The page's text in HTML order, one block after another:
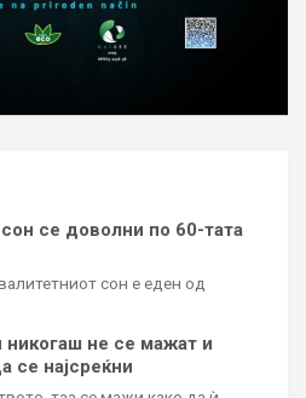
се доволни по 60-тата
сон е еден од
не се мажат и
се најсреќни